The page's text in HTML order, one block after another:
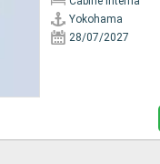
Yokohama
28/07/2027